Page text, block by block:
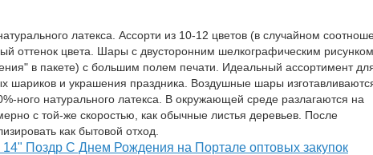
латекса. Ассорти из 10-12 цветов (в случайном
оттенок цвета. Шары с двусторонним шелкографическим
в пакете) с большим полем печати. Идеальный ассортимент
шариков и украшения праздника. Воздушные шары
ного натурального латекса. В окружающей среде разлагаются на
с той-же скоростью, как обычные листья деревьев. После
как бытовой отход.
Поздр С Днем Рождения на Портале оптовых закупок